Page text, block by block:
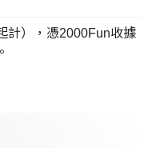
計），憑2000Fun收據